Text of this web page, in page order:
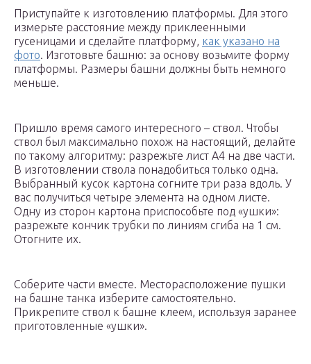
Приступайте к изготовлению платформы. Для этого
измерьте расстояние между приклеенными
гусеницами и сделайте платформу, как указано на
фото. Изготовьте башню: за основу возьмите форму
платформы. Размеры башни должны быть немного
меньше.
Пришло время самого интересного – ствол. Чтобы
ствол был максимально похож на настоящий, делайте
по такому алгоритму: разрежьте лист А4 на две части.
В изготовлении ствола понадобиться только одна.
Выбранный кусок картона согните три раза вдоль. У
вас получиться четыре элемента на одном листе.
Одну из сторон картона приспособьте под «ушки»:
разрежьте кончик трубки по линиям сгиба на 1 см.
Отогните их.
Соберите части вместе. Месторасположение пушки
на башне танка изберите самостоятельно.
Прикрепите ствол к башне клеем, используя заранее
приготовленные «ушки».